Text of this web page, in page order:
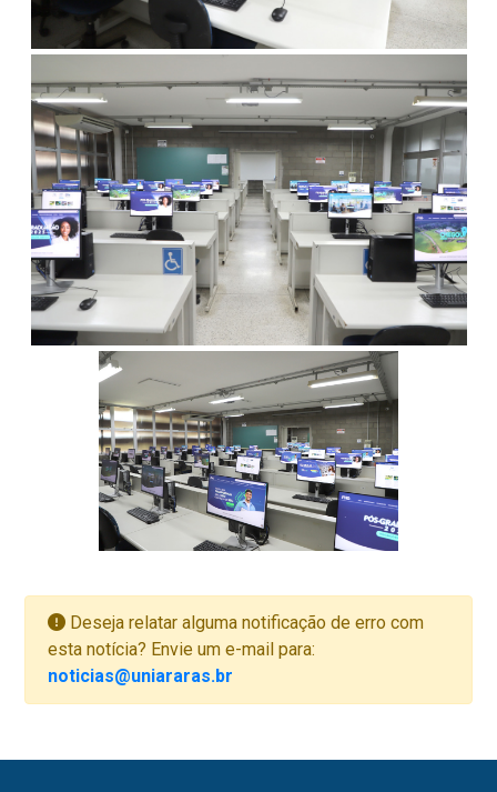
Deseja relatar alguma notificação de erro com
esta notícia? Envie um e-mail para:
noticias@uniararas.br